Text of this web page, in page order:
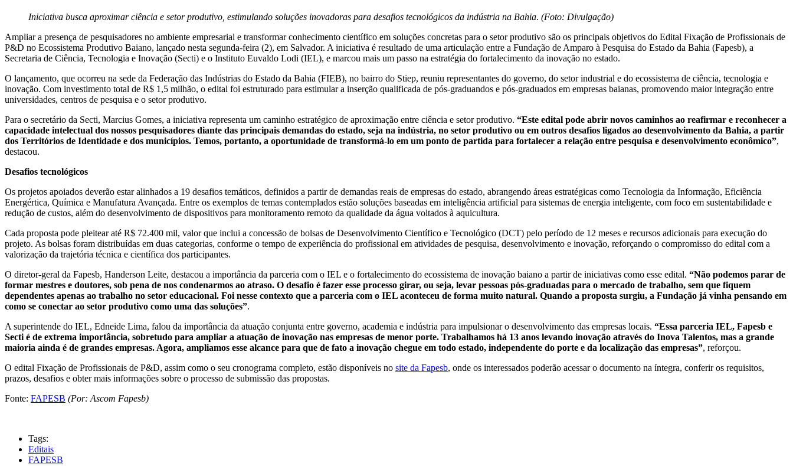
Iniciativa busca aproximar ciência e setor produtivo, estimulando soluções inovadoras para desafios tecnológicos da indústria na Bahia. (Foto: Divulgação)
Ampliar a presença de pesquisadores no ambiente empresarial e transformar conhecimento científico em soluções concretas para o setor produtivo são os principais objetivos do Edital Fixação de Profissionais de
P&D no Ecossistema Produtivo Baiano, lançado nesta segunda-feira (2), em Salvador. A iniciativa é resultado de uma articulação entre a Fundação de Amparo à Pesquisa do Estado da Bahia (Fapesb), a
Secretaria de Ciência, Tecnologia e Inovação (Secti) e o Instituto Euvaldo Lodi (IEL), e marcou mais um passo na estratégia do fortalecimento da inovação no estado.
O lançamento, que ocorreu na sede da Federação das Indústrias do Estado da Bahia (FIEB), no bairro do Stiep, reuniu representantes do governo, do setor industrial e do ecossistema de ciência, tecnologia e
inovação. Com investimento total de R$ 1,5 milhão, o edital foi estruturado para estimular a inserção qualificada de pós-graduandos e pós-graduados em empresas baianas, promovendo maior integração entre
universidades, centros de pesquisa e o setor produtivo.
Para o secretário da Secti, Marcius Gomes, a iniciativa representa um caminho estratégico de aproximação entre ciência e setor produtivo. “Este edital pode abrir novos caminhos ao reafirmar e reconhecer a
capacidade intelectual dos nossos pesquisadores diante das principais demandas do estado, seja na indústria, no setor produtivo ou em outros desafios ligados ao desenvolvimento da Bahia, a partir
dos Territórios de Identidade e dos municípios. Temos, portanto, a oportunidade de transformá-lo em um ponto de partida para fortalecer a relação entre pesquisa e desenvolvimento econômico”,
destacou.
Desafios tecnológicos
Os projetos apoiados deverão estar alinhados a 19 desafios temáticos, definidos a partir de demandas reais de empresas do estado, abrangendo áreas estratégicas como Tecnologia da Informação, Eficiência
Energértica, Química e Manufatura Avançada. Entre os exemplos de temas contemplados estão soluções baseadas em inteligência artificial para sistemas de energia inteligente, com foco em sustentabilidade e
redução de custos, além do desenvolvimento de dispositivos para monitoramento remoto da qualidade da água voltados à aquicultura.
Cada proposta pode pleitear até R$ 72.400 mil, valor que inclui a concessão de bolsas de Desenvolvimento Científico e Tecnológico (DCT) pelo período de 12 meses e recursos adicionais para execução do
projeto. As bolsas foram distribuídas em duas categorias, conforme o tempo de experiência do profissional em atividades de pesquisa, desenvolvimento e inovação, reforçando o compromisso do edital com a
valorização da trajetória técnica e científica dos participantes.
O diretor-geral da Fapesb, Handerson Leite, destacou a importância da parceria com o IEL e o fortalecimento do ecossistema de inovação baiano a partir de iniciativas como esse edital. “Não podemos parar de
formar mestres e doutores, sob pena de nos condenarmos ao atraso. O desafio é fazer esse processo girar, ou seja, levar pessoas pós-graduadas para o mercado de trabalho, sem que fiquem
dependentes apenas ao trabalho no setor educacional. Foi nesse contexto que a parceria com o IEL aconteceu de forma muito natural. Quando a proposta surgiu, a Fundação já vinha pensando em
como se conectar ao setor produtivo como uma das soluções”.
A superintende do IEL, Edneide Lima, falou da importância da atuação conjunta entre governo, academia e indústria para impulsionar o desenvolvimento das empresas locais. “Essa parceria IEL, Fapesb e
Secti é de extrema importância, sobretudo para ampliar a atuação de inovação nas empresas de menor porte. Trabalhamos há 13 anos levando inovação através do Inova Talentos, mas a grande
maioria ainda é de grandes empresas. Agora, ampliamos esse alcance para que de fato a inovação chegue em todo estado, independente do porte e da localização das empresas”, reforçou.
O edital Fixação de Profissionais de P&D, assim como o seu cronograma completo, estão disponíveis no site da Fapesb, onde os interessados poderão acessar o documento na íntegra, conferir os requisitos,
prazos, desafios e obter mais informações sobre o processo de submissão das propostas.
Fonte: FAPESB (Por: Ascom Fapesb)
Tags:
Editais
FAPESB